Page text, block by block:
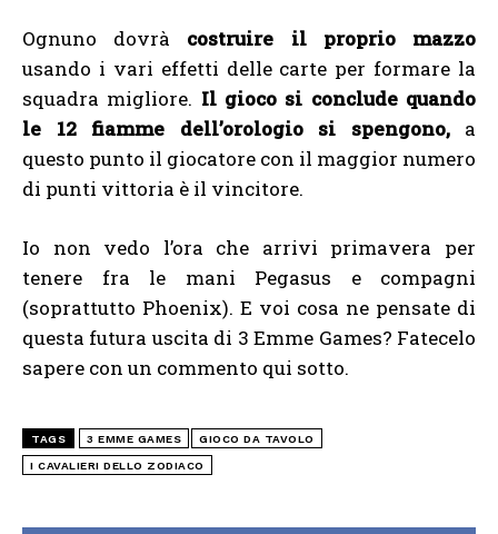
Ognuno dovrà costruire il proprio mazzo
usando i vari effetti delle carte per formare la
squadra migliore. Il gioco si conclude quando
le 12 fiamme dell’orologio si spengono,a
questo punto il giocatore con il maggior numero
di punti vittoria è il vincitore.
Io non vedo l’ora che arrivi primavera per
tenere fra le mani Pegasus e compagni
(soprattutto Phoenix). E voi cosa ne pensate di
questa futura uscita di 3 Emme Games? Fatecelo
sapere con un commento qui sotto.
TAGS 3 EMME GAMES GIOCO DA TAVOLO
I CAVALIERI DELLO ZODIACO